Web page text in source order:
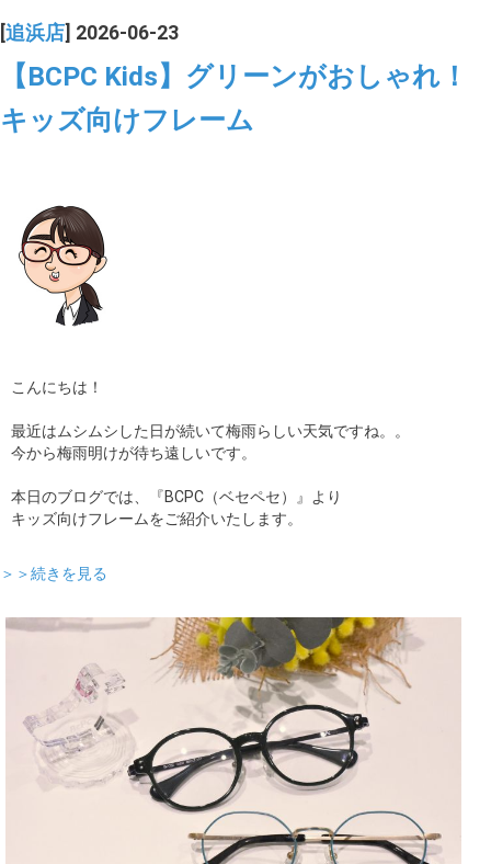
[追浜店] 2026-06-23
【BCPC Kids】グリーンがおしゃれ！
キッズ向けフレーム
こんにちは！
最近はムシムシした日が続いて梅雨らしい天気ですね。。
今から梅雨明けが待ち遠しいです。
本日のブログでは、『BCPC（ベセペセ）』より
キッズ向けフレームをご紹介いたします。
＞＞続きを見る